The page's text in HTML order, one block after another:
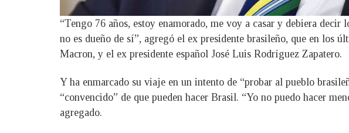
“Tengo 76 años, estoy enamorado, me voy a casar y debiera
no es dueño de sí”, agregó el ex presidente brasileño, que en los
Macron, y el ex presidente español José Luis Rodríguez Zapatero.
Y ha enmarcado su viaje en un intento de “probar al pueblo
“convencido” de que pueden hacer Brasil. “Yo no puedo hacer
agregado.